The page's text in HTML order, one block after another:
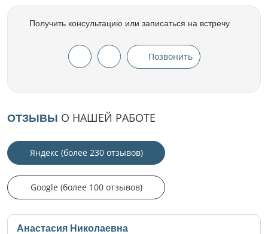
Получить консультацию или записаться на встречу
Позвонить
ОТЗЫВЫ О НАШЕЙ РАБОТЕ
Яндекс (более 230 отзывов)
Google (более 100 отзывов)
Анастасия Николаевна